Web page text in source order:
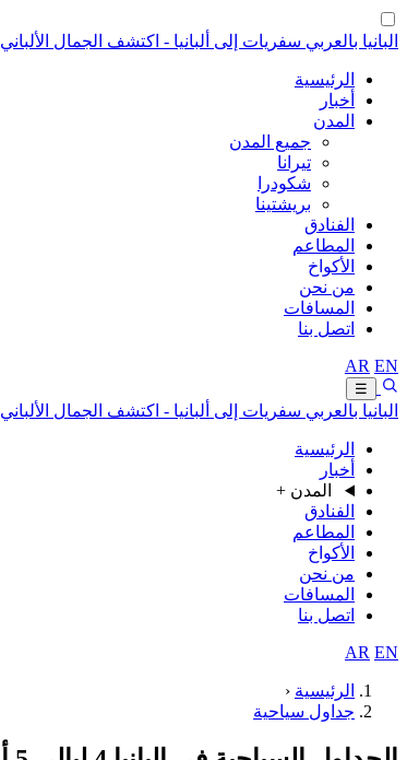
البانيا بالعربي سفريات إلى ألبانيا - اكتشف الجمال الألباني
الرئيسية
أخبار
المدن
جميع المدن
تيرانا
شكودرا
بريشتينا
الفنادق
المطاعم
الأكواخ
من نحن
المسافات
اتصل بنا
AR EN
☰
البانيا بالعربي سفريات إلى ألبانيا - اكتشف الجمال الألباني
الرئيسية
أخبار
المدن +
الفنادق
المطاعم
الأكواخ
من نحن
المسافات
اتصل بنا
AR EN
الرئيسية ‹
جداول سياحية